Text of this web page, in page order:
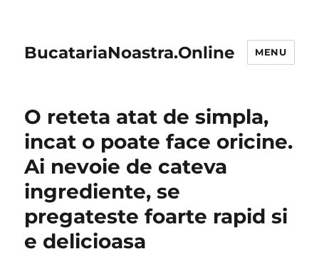
BucatariaNoastra.Online MENU
O reteta atat de simpla,
incat o poate face oricine.
Ai nevoie de cateva
ingrediente, se
pregateste foarte rapid si
e delicioasa